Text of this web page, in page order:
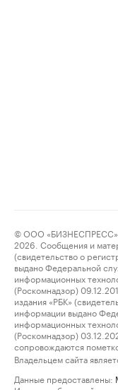
© ООО
2026. Сообщения и
(свидетельство о
выдано Федеральной
информационных
(Роскомнадзор)
издания «РБК»
информации выдано
информационных
(Роскомнадзор)
сопровождаются
Владельцем сайта
Данные предоставлены: